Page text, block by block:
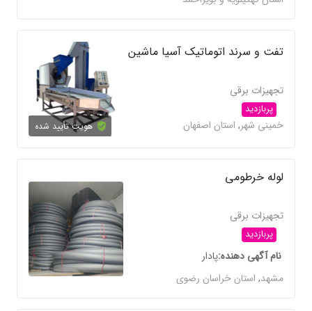
تفت و سرند اتوماتیک آسیا ماشین
تجهیزات برقی
پربازدید
خمینی شهر,استان اصفهان هویت تأیید شده
لوله خرطومی
تجهیزات برقی
پربازدید
نام آگهی دهندهپادار
مشهد,استان خراسان رضوی